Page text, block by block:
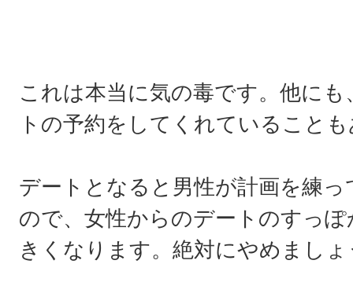
これは本当に気の毒です。他に
トの予約をしてくれていること
デートとなると男性が計画を練
ので、女性からのデートのすっ
きくなります。絶対にやめましょ